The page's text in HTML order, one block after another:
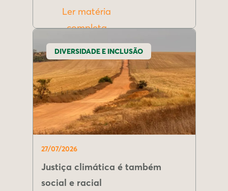
Ler matéria
completa
DIVERSIDADE E INCLUSÃO
27/07/2026
Justiça climática é também
social e racial